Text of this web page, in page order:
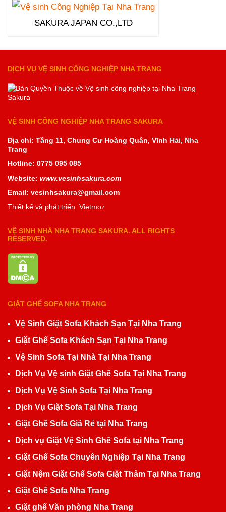
SAKURA JAPAN CO.,LTD
DỊCH VỤ VỆ SINH CÔNG NGHIỆP NHA TRANG
VỆ SINH CÔNG NGHIỆP NHA TRANG SAKURA
Địa chỉ: Tầng 11, Chung Cư Hoàng Quân, Vĩnh Hải, Nha
Trang
Hotline: 0775 095 085
Website: www.vesinhsakura.com
Email: vesinhsakura@gmail.com
Thiết kế và phát triển: Vietmoz
VỆ SINH NHÀ NHA TRANG SAKURA. ALL RIGHTS
RESERVED.
GIẶT GHẾ SOFA NHA TRANG
Vệ Sinh Giặt Sofa Khách Sạn Tại Nha Trang
Giặt Ghế Sofa Khách Sạn Tại Nha Trang
Vệ Sinh Sofa Tại Nhà Tại Nha Trang
Dịch Vụ Vệ sinh Giặt Ghế Sofa Tại Nha Trang
Dịch Vụ Vệ Sinh Sofa Tại Nha Trang
Dịch Vụ Giặt Sofa Tại Nha Trang
Giặt Ghế Sofa Giá Rẻ tại Nha Trang
Dịch vụ Giặt Vệ Sinh Ghế Sofa tại Nha Trang
Giặt Ghế Sofa Chuyên Nghiệp Tại Nha Trang
Giặt Nệm Giặt Ghế Sofa Giặt Thảm Tại Nha Trang
Giặt Ghế Sofa Nha Trang
Giặt ghế Văn phòng Nha Trang